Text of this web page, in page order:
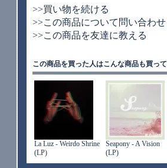
>>買い物を続ける
>>この商品について問い合わ
>>この商品を友達に教える
この商品を買った人はこんな商品も買っ
La Luz - Weirdo Shrine
(LP)
Seapony - A Vision
(LP)